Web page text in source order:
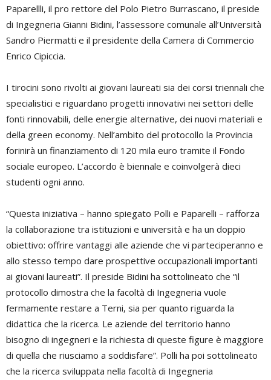
Paparellli, il pro rettore del Polo Pietro Burrascano, il preside
di Ingegneria Gianni Bidini, l’assessore comunale all’Università
Sandro Piermatti e il presidente della Camera di Commercio
Enrico Cipiccia.
I tirocini sono rivolti ai giovani laureati sia dei corsi triennali che
specialistici e riguardano progetti innovativi nei settori delle
fonti rinnovabili, delle energie alternative, dei nuovi materiali e
della green economy. Nell’ambito del protocollo la Provincia
forinirà un finanziamento di 120 mila euro tramite il Fondo
sociale europeo. L’accordo è biennale e coinvolgerà dieci
studenti ogni anno.
“Questa iniziativa – hanno spiegato Polli e Paparelli – rafforza
la collaborazione tra istituzioni e università e ha un doppio
obiettivo: offrire vantaggi alle aziende che vi parteciperanno e
allo stesso tempo dare prospettive occupazionali importanti
ai giovani laureati”. Il preside Bidini ha sottolineato che “il
protocollo dimostra che la facoltà di Ingegneria vuole
fermamente restare a Terni, sia per quanto riguarda la
didattica che la ricerca. Le aziende del territorio hanno
bisogno di ingegneri e la richiesta di queste figure è maggiore
di quella che riusciamo a soddisfare”. Polli ha poi sottolineato
che la ricerca sviluppata nella facoltà di Ingegneria